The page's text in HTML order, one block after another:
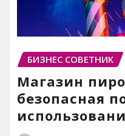
БИЗНЕС СОВЕТНИК
Магазин
безопасная